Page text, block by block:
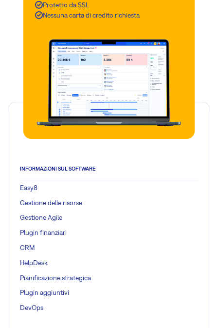
Protetto da SSL
Nessuna carta di credito richiesta
INFORMAZIONI SUL SOFTWARE
Easy8
Gestione delle risorse
Gestione Agile
Plugin finanziari
CRM
HelpDesk
Pianificazione strategica
Plugin aggiuntivi
DevOps